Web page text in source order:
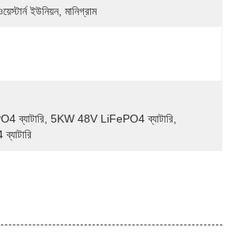
ইউনিয়ন, মানিগ্রাম
ব্যাটারি 5KW 48V LiFePO4 ব্যাটারি